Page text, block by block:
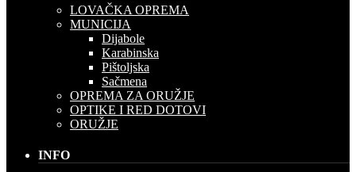
LOVAČKA OPREMA
MUNICIJA
Dijabole
Karabinska
Pištoljska
Sačmena
OPREMA ZA ORUŽJE
OPTIKE I RED DOTOVI
ORUŽJE
INFO